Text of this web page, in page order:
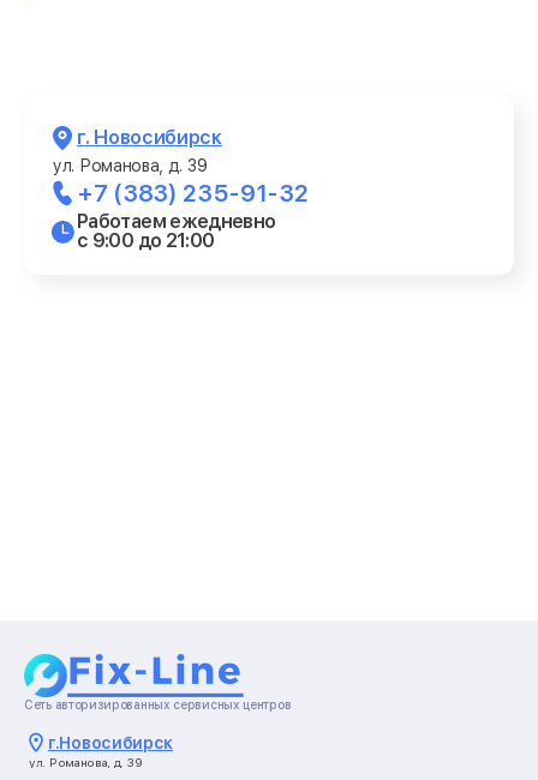
г. Новосибирск
ул. Романова, д. 39
+7 (383) 235-91-32
Работаем ежедневно
с 9:00 до 21:00
Сеть авторизированных сервисных центров
г.Новосибирск
ул. Романова, д. 39